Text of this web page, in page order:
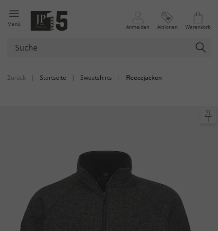
Menü Anmelden Aktionen Warenkorb
Zurück | Startseite | Sweatshirts | Fleecejacken